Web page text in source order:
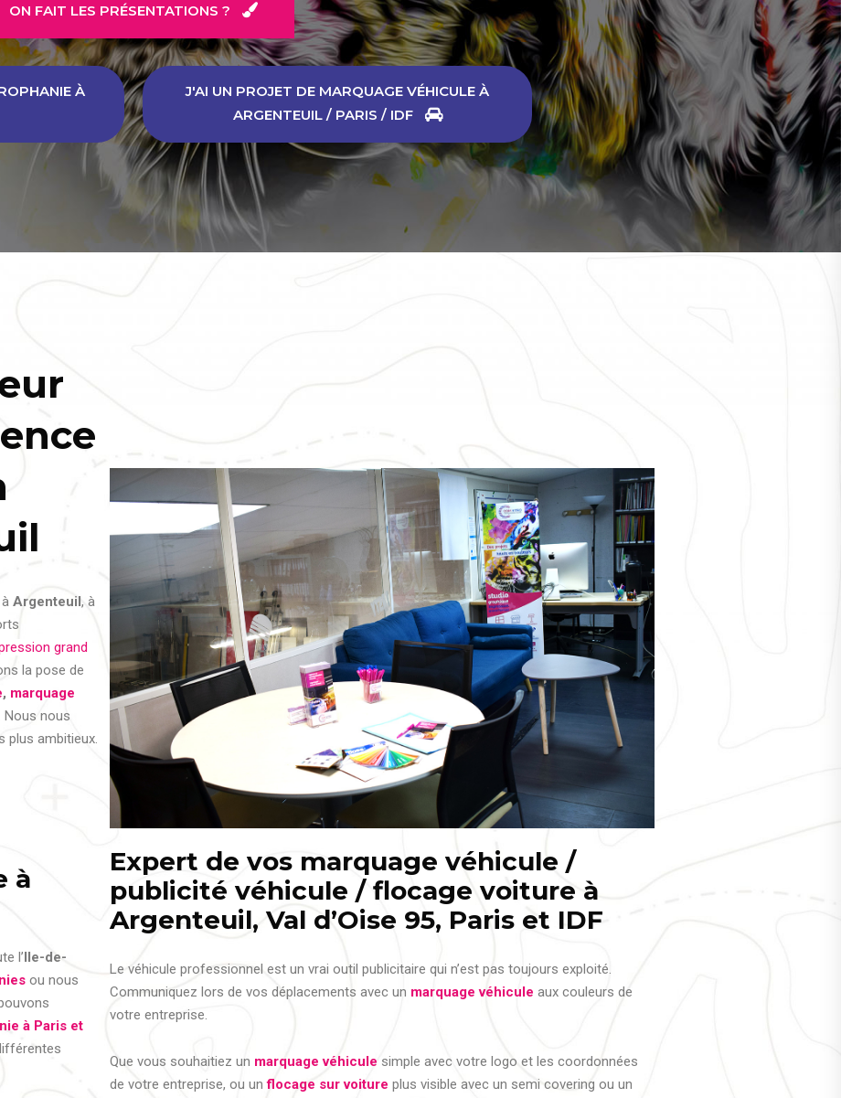
ON FAIT LES PRÉSENTATIONS ?
À
J'AI UN PROJET DE MARQUAGE VÉHICULE À
ARGENTEUIL / PARIS / IDF
Argenteuil, à
grand
la pose de
, marquage
Nous nous
plus ambitieux.
à
l’Ile-de-
ou nous
à Paris et
Expert de vos marquage véhicule /
publicité véhicule / flocage voiture à
Argenteuil, Val d’Oise 95, Paris et IDF
Le véhicule professionnel est un vrai outil publicitaire qui n’est pas toujours exploité.
Communiquez lors de vos déplacements avec un marquage véhicule aux couleurs de
votre entreprise.
Que vous souhaitiez un marquage véhicule simple avec votre logo et les coordonnées
de votre entreprise, ou unflocage sur voiture plus visible avec un semi covering ou un